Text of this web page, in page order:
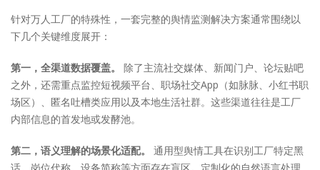
针对万人工厂的特殊性，一套完整的舆情监测解决方案通常围绕以
下几个关键维度展开：
第一，全渠道数据覆盖。
除了主流社交媒体、新闻门户、论坛贴吧
之外，还需重点监控短视频平台、职场社交App（如脉脉、小红书职
场区）、匿名吐槽类应用以及本地生活社群。这些渠道往往是工厂
内部信息的首发地或发酵池。
第二，语义理解的场景化适配。
通用型舆情工具在识别工厂特定黑